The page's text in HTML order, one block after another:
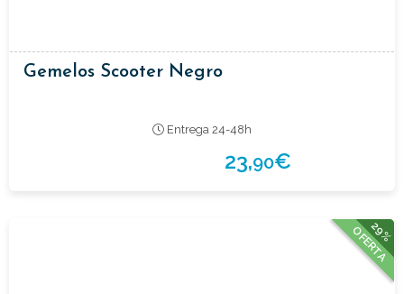
Gemelos Scooter Negro
Entrega 24-48h
23,90€
29%
OFERTA